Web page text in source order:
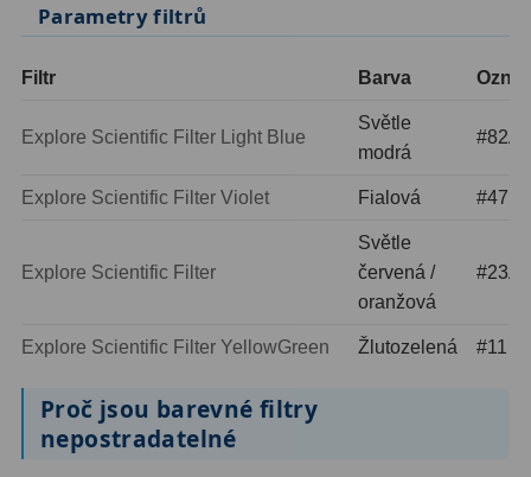
Barlow 4x3
Barlow 5x
Red Dot hledáčky 6
Příslušenství54
Parametry filtrů
Filtr Barva
Explore Scientific Filter Light Blue
Světle
modrá
#82A
Explore Scientific Filter Violet Fialová #47
Explore Scientific Filter
Světle
červená /
oranžová
#23A
Explore Scientific Filter YellowGreen Žlutozelená #11
Proč jsou barevné filtry
nepostradatelné